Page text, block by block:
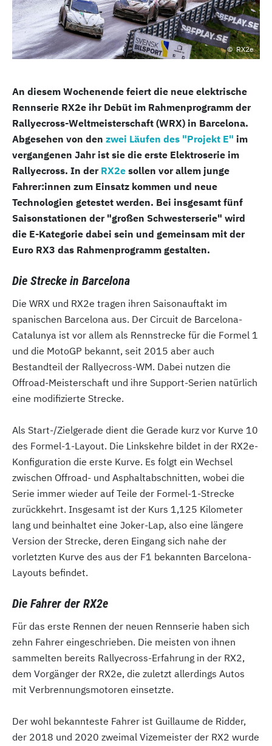
RX2e
An diesem Wochenende feiert die neue elektrische
Rennserie RX2e ihr Debüt im Rahmenprogramm der
Rallyecross-Weltmeisterschaft (WRX) in Barcelona.
Abgesehen von den zwei Läufen des "Projekt E" im
vergangenen Jahr ist sie die erste Elektroserie im
Rallyecross. In der RX2e sollen vor allem junge
Fahrer:innen zum Einsatz kommen und neue
Technologien getestet werden. Bei insgesamt fünf
Saisonstationen der "großen Schwesterserie" wird
die E-Kategorie dabei sein und gemeinsam mit der
Euro RX3 das Rahmenprogramm gestalten.
Die Strecke in Barcelona
Die WRX und RX2e tragen ihren Saisonauftakt im
spanischen Barcelona aus. Der Circuit de Barcelona-
Catalunya ist vor allem als Rennstrecke für die Formel 1
und die MotoGP bekannt, seit 2015 aber auch
Bestandteil der Rallyecross-WM. Dabei nutzen die
Offroad-Meisterschaft und ihre Support-Serien natürlich
eine modifizierte Strecke.
Als Start-/Zielgerade dient die Gerade kurz vor Kurve 10
des Formel-1-Layout. Die Linkskehre bildet in der RX2e-
Konfiguration die erste Kurve. Es folgt ein Wechsel
zwischen Offroad- und Asphaltabschnitten, wobei die
Serie immer wieder auf Teile der Formel-1-Strecke
zurückkehrt. Insgesamt ist der Kurs 1,125 Kilometer
lang und beinhaltet eine Joker-Lap, also eine längere
Version der Strecke, deren Eingang sich nahe der
vorletzten Kurve des aus der F1 bekannten Barcelona-
Layouts befindet.
Die Fahrer der RX2e
Für das erste Rennen der neuen Rennserie haben sich
zehn Fahrer eingeschrieben. Die meisten von ihnen
sammelten bereits Rallyecross-Erfahrung in der RX2,
dem Vorgänger der RX2e, die zuletzt allerdings Autos
mit Verbrennungsmotoren einsetzte.
Der wohl bekannteste Fahrer ist Guillaume de Ridder,
der 2018 und 2020 zweimal Vizemeister der RX2 wurde